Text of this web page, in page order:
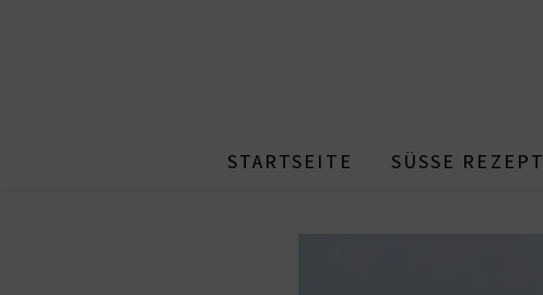
STARTSEITE SÜSSE REZEPTE